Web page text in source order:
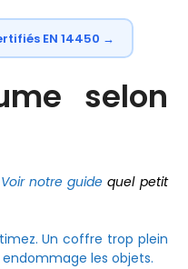
EN 14450 →
selon
notre guidequel petit
Un coffre trop plein
les objets.